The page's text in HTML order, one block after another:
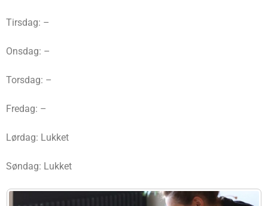
Tirsdag: –
Onsdag: –
Torsdag: –
Fredag: –
Lørdag: Lukket
Søndag: Lukket